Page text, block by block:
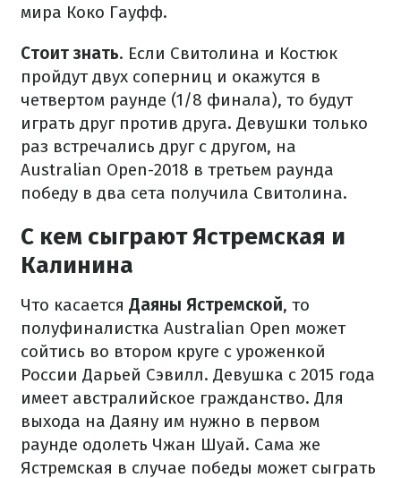
мира Коко Гауфф.
Стоит знать. Если Свитолина и Костюк
пройдут двух соперниц и окажутся в
четвертом раунде (1/8 финала), то будут
играть друг против друга. Девушки только
раз встречались друг с другом, на
Australian Open-2018 в третьем раунда
победу в два сета получила Свитолина.
С кем сыграют Ястремская и
Калинина
Что касается Даяны Ястремской, то
полуфиналистка Australian Open может
сойтись во втором круге с уроженкой
России Дарьей Сэвилл. Девушка с 2015 года
имеет австралийское гражданство. Для
выхода на Даяну им нужно в первом
раунде одолеть Чжан Шуай. Сама же
Ястремская в случае победы может сыграть